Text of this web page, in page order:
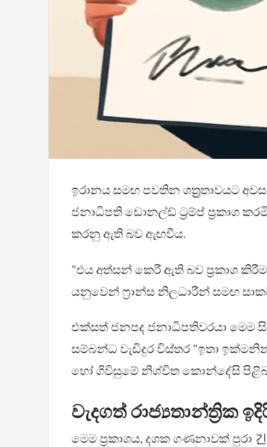
ඉරානය සමඟ පවතින ශත්‍රුතාවයට
ජනාධිපති ඩොනල්ඩ් ට්‍රම්ප් ප්‍රකාශ
කරනු ඇති බව ඇඟවීය.
"එය අත්සන් කෙරී ඇති බව ප්‍රකාශ
යනුවෙන් ෆ්‍රාන්ස නිලධාරීන් සමඟ
එක්සත් ජනපද ජනාධිපතිවරයා මෙම
සම්බන්ධ වැඩිදුර විස්තර "ඉතා
හෝ ගිවිසුමේ නිශ්චිත කොන්දේසි
වැදගත් රාජ්‍යතාන්ත්‍රික
මෙම ප්‍රකාශය, දශක ගණනාවක් පුරා